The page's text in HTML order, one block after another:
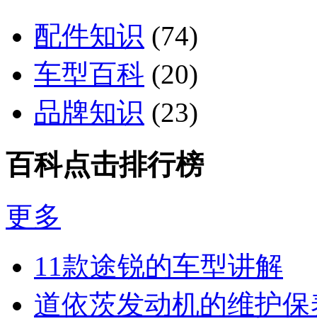
配件知识 (74)
车型百科 (20)
品牌知识 (23)
百科点击排行榜
更多
11款途锐的车型讲解
道依茨发动机的维护保